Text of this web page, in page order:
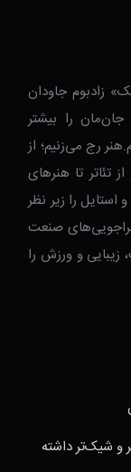
زادبوم جاودان
جان‌مان را بیشتر
رج می‌زنیم؛ از
تئاتر تا هنرهای
را زیر نظر
صنعت
و ورزش را
و شیک‌تر داشته